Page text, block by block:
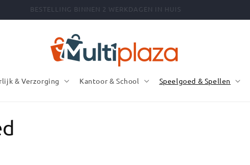
BESTELLING BINNEN 2 WERKDAGEN IN HUIS
& Verzorging Kantoor & School Speelgoed & Spellen